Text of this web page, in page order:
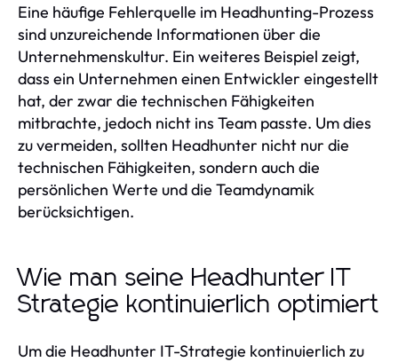
Eine häufige Fehlerquelle im Headhunting-Prozess
sind unzureichende Informationen über die
Unternehmenskultur. Ein weiteres Beispiel zeigt,
dass ein Unternehmen einen Entwickler eingestellt
hat, der zwar die technischen Fähigkeiten
mitbrachte, jedoch nicht ins Team passte. Um dies
zu vermeiden, sollten Headhunter nicht nur die
technischen Fähigkeiten, sondern auch die
persönlichen Werte und die Teamdynamik
berücksichtigen.
Wie man seine Headhunter IT
Strategie kontinuierlich optimiert
Um die Headhunter IT-Strategie kontinuierlich zu